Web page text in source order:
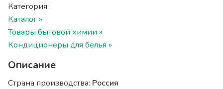
Категория:
Каталог »
Товары бытовой химии »
Кондиционеры для белья »
Описание
Страна производства: Россия